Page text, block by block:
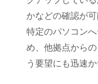
かなどの確認が
特定のパソコン
め、他拠点から
う要望にも迅速